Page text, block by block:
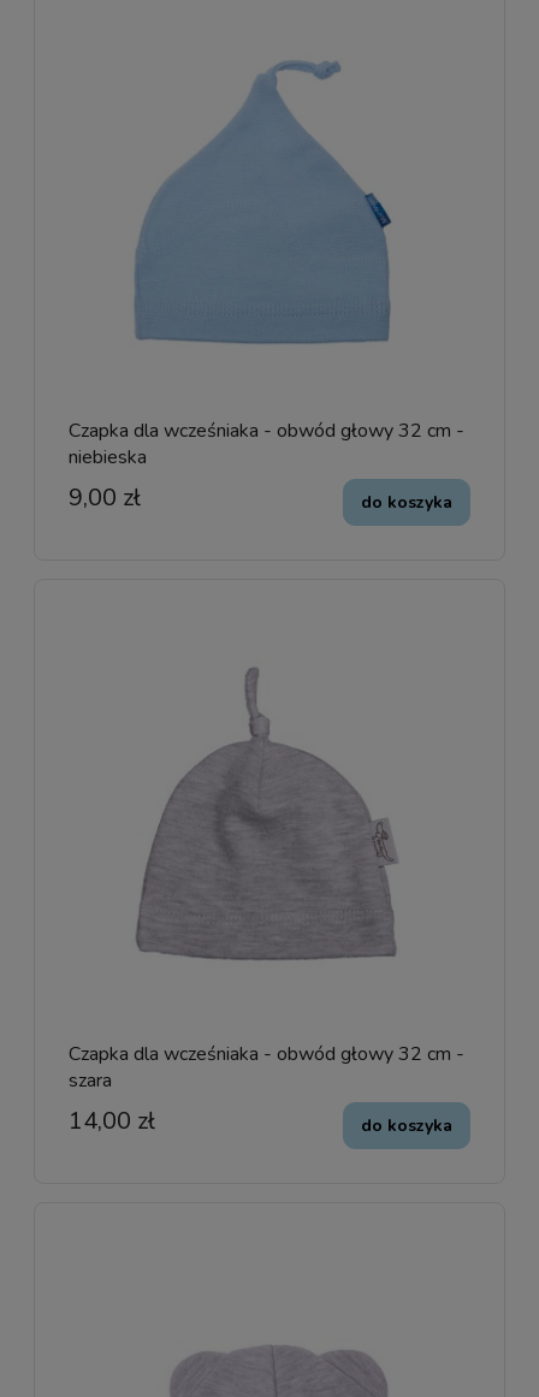
Czapka dla wcześniaka - obwód głowy 32 cm -
niebieska
9,00 zł do koszyka
Czapka dla wcześniaka - obwód głowy 32 cm -
szara
14,00 zł do koszyka